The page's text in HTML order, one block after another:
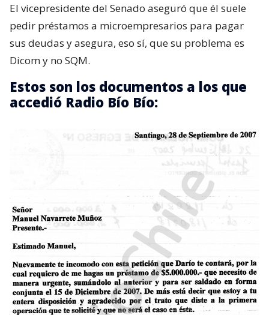
El vicepresidente del Senado aseguró que él suele
pedir préstamos a microempresarios para pagar
sus deudas y asegura, eso sí, que su problema es
Dicom y no SQM.
Estos son los documentos a los que
accedió Radio Bío Bío: